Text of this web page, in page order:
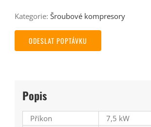
Kategorie: Šroubové kompresory
ODESLAT POPTÁVKU
Popis
Příkon
7,5 kW